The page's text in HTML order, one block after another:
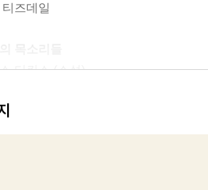
즈데일
디킨스 (소설)
중년의 독신남」 중에서 _ 프란츠 카
』 중에서 _ 앙투안 드 생텍쥐페리 (